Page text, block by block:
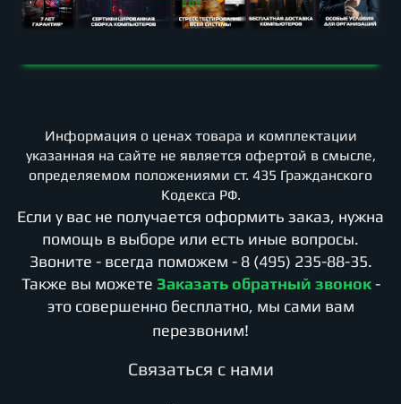
Информация о ценах товара и комплектации
указанная на сайте не является офертой в смысле,
определяемом положениями ст. 435 Гражданского
Кодекса РФ.
Если у вас не получается оформить заказ, нужна
помощь в выборе или есть иные вопросы.
Звоните - всегда поможем - 8 (495) 235-88-35.
Также вы можете Заказать обратный звонок -
это совершенно бесплатно, мы сами вам
перезвоним!
Cвязаться с нами